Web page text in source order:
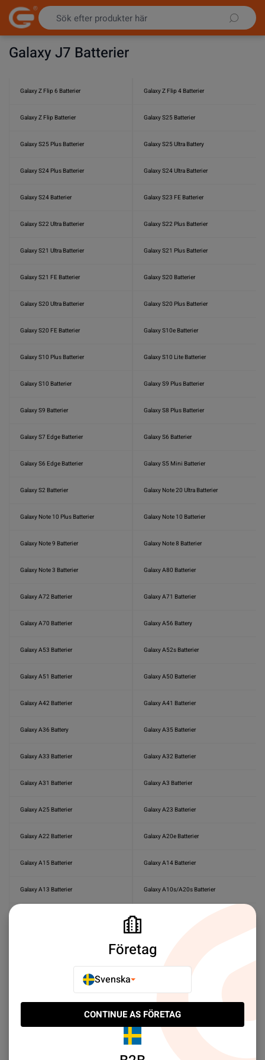
Hoppa till innehållet
Galaxy J7 Batterier
Galaxy Z Flip 6 Batterier Galaxy Z Flip 4 Batterier
Galaxy Z Flip Batterier Galaxy S25 Batterier
Galaxy S25 Plus Batterier Galaxy S25 Ultra Battery
Galaxy S24 Plus Batterier Galaxy S24 Ultra Batterier
Galaxy S24 Batterier Galaxy S23 FE Batterier
Galaxy S22 Ultra Batterier Galaxy S22 Plus Batterier
Galaxy S21 Ultra Batterier Galaxy S21 Plus Batterier
Galaxy S21 FE Batterier Galaxy S20 Batterier
Galaxy S20 Ultra Batterier Galaxy S20 Plus Batterier
Galaxy S20 FE Batterier Galaxy S10e Batterier
Galaxy S10 Plus Batterier Galaxy S10 Lite Batterier
Galaxy S10 Batterier Galaxy S9 Plus Batterier
Galaxy S9 Batterier Galaxy S8 Plus Batterier
Galaxy S7 Edge Batterier Galaxy S6 Batterier
Galaxy S6 Edge Batterier Galaxy S5 Mini Batterier
Galaxy S2 Batterier Galaxy Note 20 Ultra Batterier
Galaxy Note 10 Plus Batterier Galaxy Note 10 Batterier
Galaxy Note 9 Batterier Galaxy Note 8 Batterier
Galaxy Note 3 Batterier Galaxy A80 Batterier
Galaxy A72 Batterier Galaxy A71 Batterier
Galaxy A70 Batterier Galaxy A56 Battery
Galaxy A53 Batterier Galaxy A52s Batterier
Galaxy A51 Batterier Galaxy A50 Batterier
Galaxy A42 Batterier Galaxy A41 Batterier
Galaxy A36 Battery Galaxy A35 Batterier
Galaxy A33 Batterier Galaxy A32 Batterier
Galaxy A31 Batterier Galaxy A3 Batterier
Galaxy A25 Batterier Galaxy A23 Batterier
Galaxy A22 Batterier Galaxy A20e Batterier
Galaxy A15 Batterier Galaxy A14 Batterier
Galaxy A13 Batterier Galaxy A10s/A20s Batterier
Galaxy A05s Batterier
Galaxy J7 Batterier
Företag
Svenska
CONTINUE AS FÖRETAG